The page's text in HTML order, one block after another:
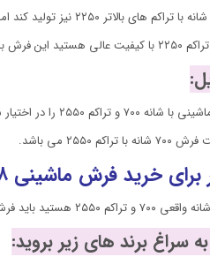
در اختیار شما قرار می دهد.
می باشد.
ماشینی ۸ رنگ آریا مهر آبی ۷۰۰ شانه کاشان:
بتوانید خریدی با اطمینان داشته باشید.
سراغ برند های زیر بروید: